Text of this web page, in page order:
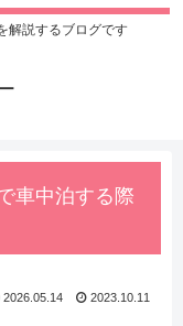
解説するブログです
車中泊する際
2026.05.14 2023.10.11